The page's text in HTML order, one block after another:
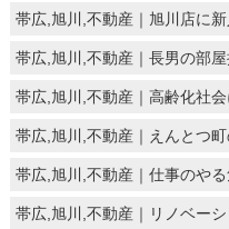
帯広,旭川,不動産｜旭川店に新
帯広,旭川,不動産｜長男の部
帯広,旭川,不動産｜高齢化社
帯広,旭川,不動産｜えんとつ
帯広,旭川,不動産｜仕事のや
帯広,旭川,不動産｜リノベー